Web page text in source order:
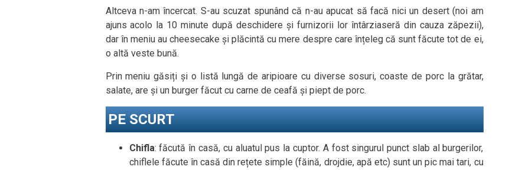
Altceva n-am încercat. S-au scuzat spunând că n-au apucat să facă nici un desert (noi am
ajuns acolo la 10 minute după deschidere și furnizorii lor întârziaseră din cauza zăpezii),
dar în meniu au cheesecake și plăcintă cu mere despre care înțeleg că sunt făcute tot de ei,
o altă veste bună.
Prin meniu găsiți și o listă lungă de aripioare cu diverse sosuri, coaste de porc la grătar,
salate, are și un burger făcut cu carne de ceafă și piept de porc.
PE SCURT
Chifla: făcută în casă, cu aluatul pus la cuptor. A fost singurul punct slab al burgerilor,
chiflele făcute în casă din rețete simple (făină, drojdie, apă etc) sunt un pic mai tari, cu